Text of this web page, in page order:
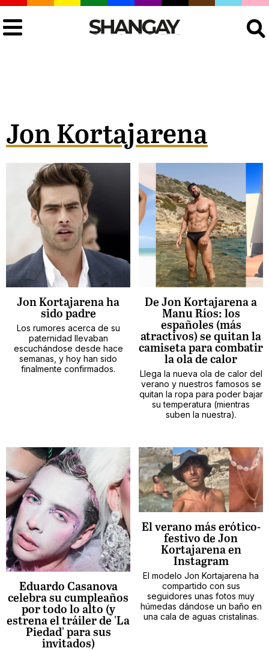
Jon Kortajarena
Jon Kortajarena ha
sido padre
Los rumores acerca de su
paternidad llevaban
escuchándose desde hace
semanas, y hoy han sido
finalmente confirmados.
De Jon Kortajarena a
Manu Ríos: los
españoles (más
atractivos) se quitan la
camiseta para combatir
la ola de calor
Llega la nueva ola de calor del
verano y nuestros famosos se
quitan la ropa para poder bajar
su temperatura (mientras
suben la nuestra).
Eduardo Casanova
celebra su cumpleaños
por todo lo alto (y
estrena el tráiler de 'La
Piedad' para sus
invitados)
El verano más erótico-
festivo de Jon
Kortajarena en
Instagram
El modelo Jon Kortajarena ha
compartido con sus
seguidores unas fotos muy
húmedas dándose un baño en
una cala de aguas cristalinas.